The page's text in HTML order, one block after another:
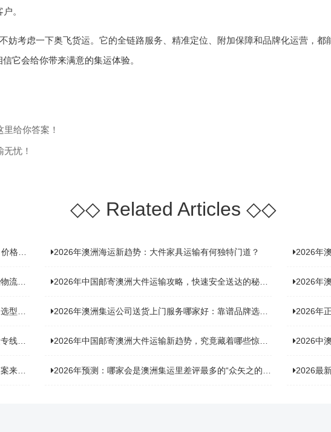
。
妨考虑一下奥飞货运。它的全链路服务、精准定位、附加保障和品牌化运营，
它会给你带来满意的集运体验。
给你答案！
忧！
◇◇Related Articles ◇◇
对比 2026年澳洲海运新趋势：大件家具运输有何独特门道？ 2026年澳
遇？ 2026年中国邮寄澳洲大件运输攻略，快速安全送达的秘诀大揭秘！ 2026年澳
适配 2026年澳洲集运公司送货上门服务哪家好：靠谱品牌选型指南 2026年正
荐！ 2026年中国邮寄澳洲大件运输新趋势，究竟藏着哪些惊喜？ 2026中澳
！ 2026年预测：哪家会是澳洲集运里差评最多的“众矢之的”？ 2026最新